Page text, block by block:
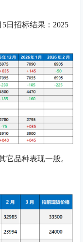
招标结果：2025
品种表现一般。